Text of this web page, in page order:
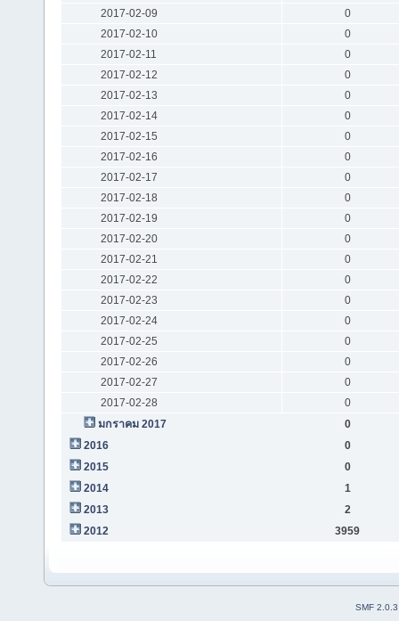
2017-02-09
0
2017-02-10
0
2017-02-11
0
2017-02-12
0
2017-02-13
0
2017-02-14
0
2017-02-15
0
2017-02-16
0
2017-02-17
0
2017-02-18
0
2017-02-19
0
2017-02-20
0
2017-02-21
0
2017-02-22
0
2017-02-23
0
2017-02-24
0
2017-02-25
0
2017-02-26
0
2017-02-27
0
2017-02-28
0
มกราคม 2017
0
2016
0
2015
0
2014
1
2013
2
2012
3959
SMF 2.0.3